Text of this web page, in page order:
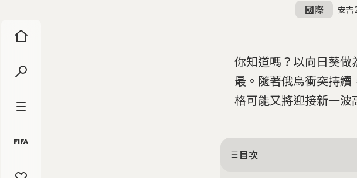
國際 安吉
你知道嗎？以向日葵
最。隨著俄烏衝突持
格可能又將迎接新一波
目次